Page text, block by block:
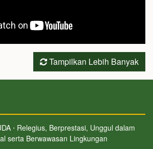
Tampilkan Lebih Banyak
⋅ Relegius, Berprestasi, Unggul dalam
serta Berwawasan Lingkungan